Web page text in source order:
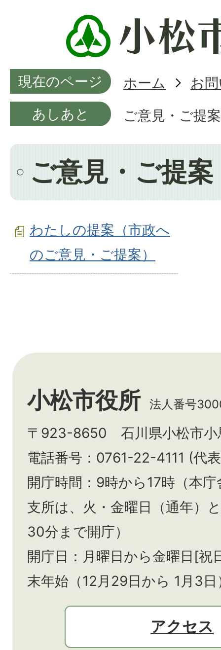
現在のページ ホーム
お
あしあと
ご意見・ご提案
ご意見・ご提案
わたしの提案（市政へ
のご意見・ご提案）
小松市役所 法人番号
〒923-8650 石川県小松市小
電話番号：0761-22-4111 (代
開庁時間：9時から17時（本
支所は、火・金曜日（通年）と
30分まで開庁）
開庁日：月曜日から金曜日[祝
末年始（12月29日から 1月3
アクセス